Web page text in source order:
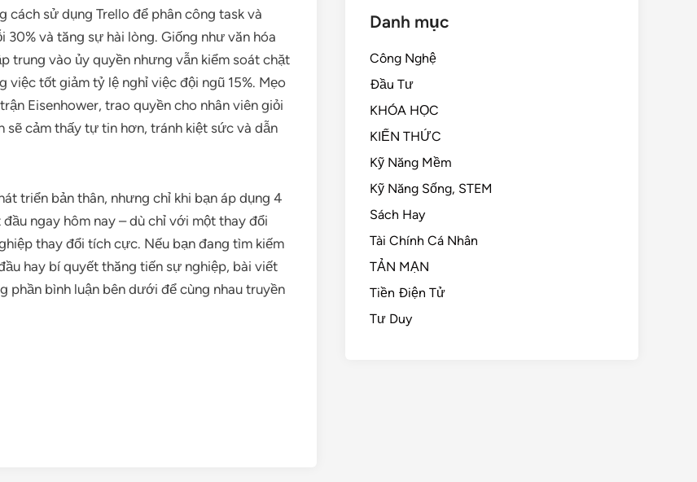
cách sử dụng Trello để phân công task và
và tăng sự hài lòng. Giống như văn hóa
trung vào ủy quyền nhưng vẫn kiểm soát chặt
tốt giảm tỷ lệ nghỉ việc đội ngũ 15%. Mẹo
Eisenhower, trao quyền cho nhân viên giỏi
sẽ cảm thấy tự tin hơn, tránh kiệt sức và dẫn
triển bản thân, nhưng chỉ khi bạn áp dụng 4
ngay hôm nay – dù chỉ với một thay đổi
thay đổi tích cực. Nếu bạn đang tìm kiếm
hay bí quyết thăng tiến sự nghiệp, bài viết
phần bình luận bên dưới để cùng nhau truyền
Danh mục
Công Nghệ
Đầu Tư
KHÓA HỌC
KIẾN THỨC
Kỹ Năng Mềm
Kỹ Năng Sống, STEM
Sách Hay
Tài Chính Cá Nhân
TẢN MẠN
Tiền Điện Tử
Tư Duy